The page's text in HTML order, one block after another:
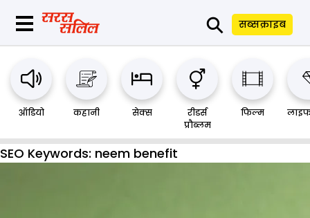
⚲ सब्सक्राइब
ऑडियो कहानी सेक्स
रीडर्स
प्रौब्लम
फिल्म
SEO Keywords: neem benefit